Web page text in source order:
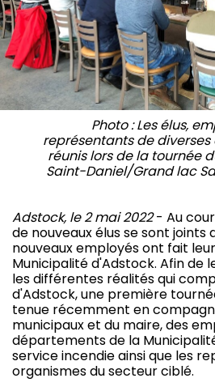
Photo : Les élus,
représentants de
réunis lors de la tournée
Saint-Daniel/Grand lac
Adstock, le 2 mai 2022- Au
de nouveaux élus se sont joints
nouveaux employés ont fait
Municipalité d'Adstock. Afin de
les différentes réalités qui
d'Adstock, une première
tenue récemment en
municipaux et du maire, des
départements de la
service incendie ainsi que les
organismes du secteur ciblé.